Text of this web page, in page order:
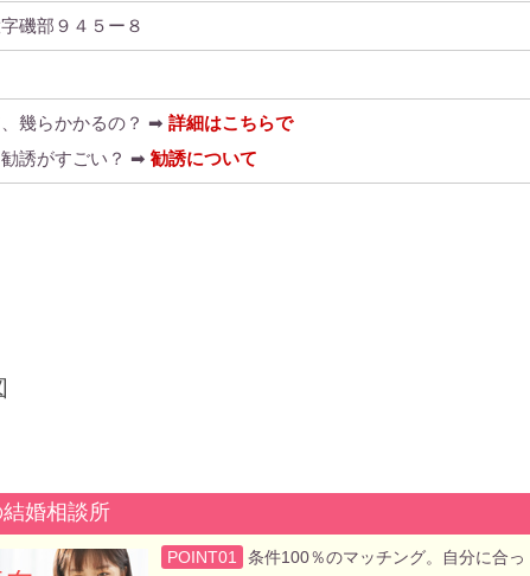
磯部９４５ー８
幾らかかるの？ ➡ 詳細はこちらで
誘がすごい？ ➡ 勧誘について
婚相談所
POINT01
条件100％のマッチング。自分に合っ